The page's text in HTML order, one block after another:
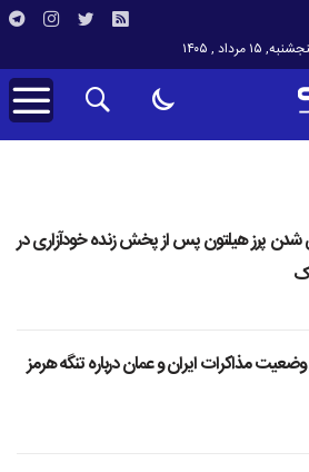
۱۵ مرداد , ۱۴۰۵
پرز هیلتون پس از پخش زنده خودآزاری در
مذاکرات ایران و عمان درباره تنگه هرمز